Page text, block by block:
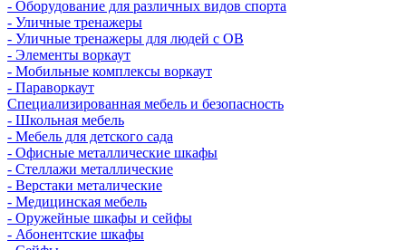
- Оборудование для различных видов спорта
- Уличные тренажеры
- Уличные тренажеры для людей с ОВ
- Элементы воркаут
- Мобильные комплексы воркаут
- Параворкаут
Cпециализированная мебель и безопасность
- Школьная мебель
- Мебель для детского сада
- Офисные металлические шкафы
- Стеллажи металлические
- Верстаки металические
- Медицинская мебель
- Оружейные шкафы и сейфы
- Абонентские шкафы